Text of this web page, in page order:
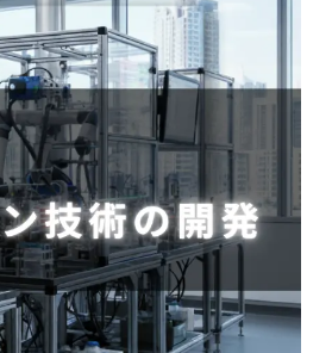
数
を
読
み
込
み
中
で
す